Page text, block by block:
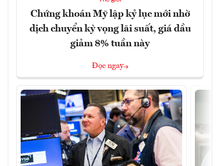
Chứng khoán Mỹ lập kỷ lục mới nhờ
dịch chuyển kỳ vọng lãi suất, giá dầu
giảm 8% tuần này
Đọc ngay